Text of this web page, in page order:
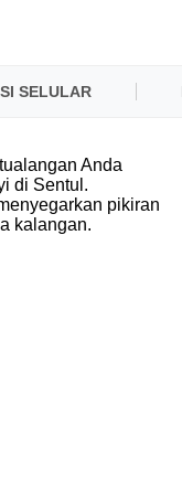
SELULAR
Anda
di Sentul.
pikiran
kalangan.